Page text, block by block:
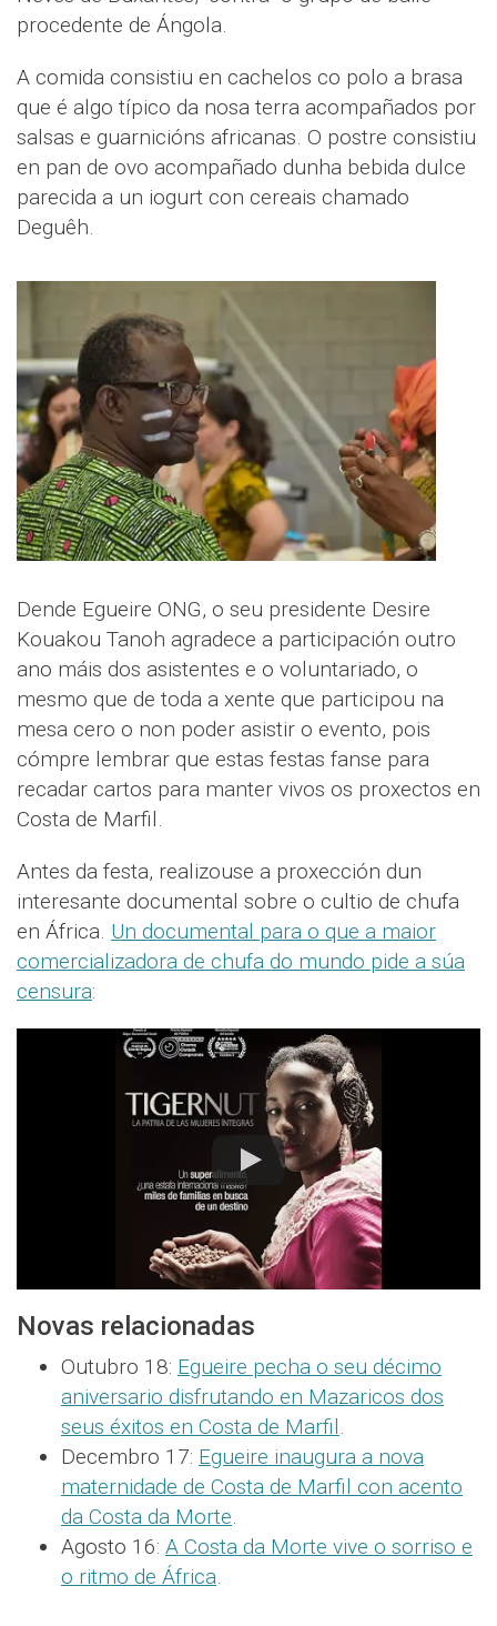
procedente de Ángola.
A comida consistiu en cachelos co polo a brasa
que é algo típico da nosa terra acompañados por
salsas e guarnicións africanas. O postre consistiu
en pan de ovo acompañado dunha bebida dulce
parecida a un iogurt con cereais chamado
Deguêh.
Dende Egueire ONG, o seu presidente Desire
Kouakou Tanoh agradece a participación outro
ano máis dos asistentes e o voluntariado, o
mesmo que de toda a xente que participou na
mesa cero o non poder asistir o evento, pois
cómpre lembrar que estas festas fanse para
recadar cartos para manter vivos os proxectos en
Costa de Marfil.
Antes da festa, realizouse a proxección dun
interesante documental sobre o cultio de chufa
en África. Un documental para o que a maior
comercializadora de chufa do mundo pide a súa
censura:
Novas relacionadas
Outubro 18: Egueire pecha o seu décimo
aniversario disfrutando en Mazaricos dos
seus éxitos en Costa de Marfil.
Decembro 17: Egueire inaugura a nova
maternidade de Costa de Marfil con acento
da Costa da Morte.
Agosto 16: A Costa da Morte vive o sorriso e
o ritmo de África.